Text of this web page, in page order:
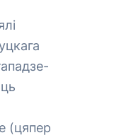
(цяпер